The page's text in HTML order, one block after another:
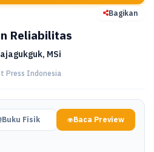
Bagikan
Reliabilitas
MSi
Press Indonesia
Buku Fisik Baca Preview